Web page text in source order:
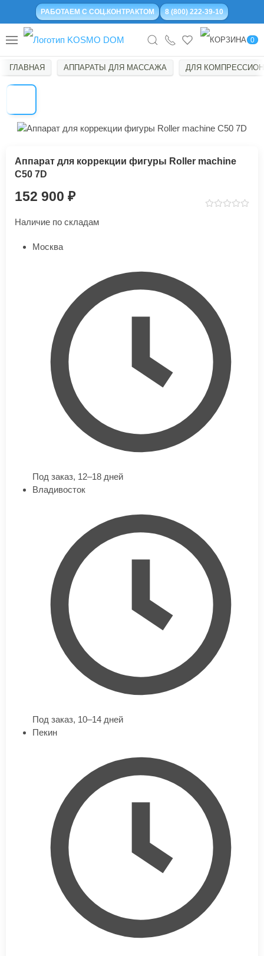
РАБОТАЕМ С СОЦ.КОНТРАКТОМ 8 (800) 222-39-10
0
ГЛАВНАЯ АППАРАТЫ ДЛЯ МАССАЖА ДЛЯ
Аппарат для коррекции фигуры Roller machine
C50 7D
152 900
Наличие по складам
Москва
Под заказ, 12–18 дней
Владивосток
Под заказ, 10–14 дней
Пекин